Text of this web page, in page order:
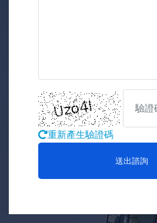
重新產生驗證碼
送出諮詢